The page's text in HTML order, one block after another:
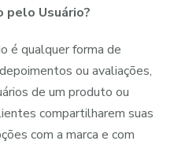
pelo Usuário?
é qualquer forma de
ou avaliações,
de um produto ou
compartilharem suas
com a marca e com